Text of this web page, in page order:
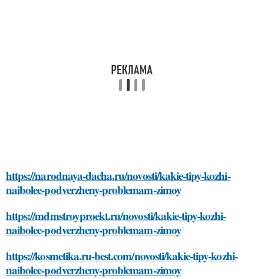
https://narodnaya-dacha.ru/novosti/kakie-tipy-kozhi-
naibolee-podverzheny-problemam-zimoy
https://mdmstroyproekt.ru/novosti/kakie-tipy-kozhi-
naibolee-podverzheny-problemam-zimoy
https://kosmetika.ru-best.com/novosti/kakie-tipy-kozhi-
naibolee-podverzheny-problemam-zimoy